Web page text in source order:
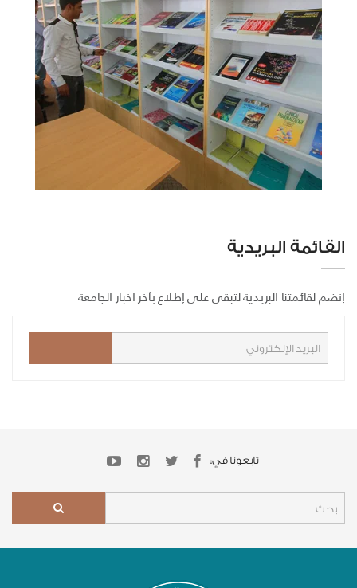
القائمة البريدية
إنضم لقائمتنا البريدية لتبقى على إطلاع بآخر اخبار الجامعة
تابعونا في: